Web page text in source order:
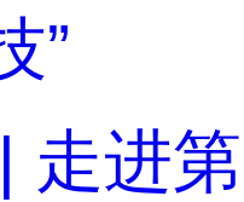
”
走进第